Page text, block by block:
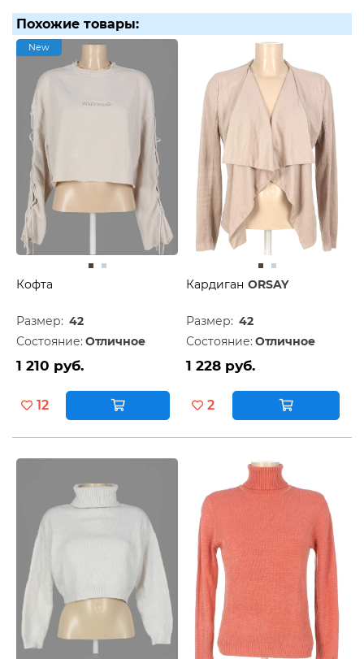
Похожие товары:
New
Кофта
Размер: 42
Состояние: Отличное
1 210 руб.
12
Кардиган ORSAY
Размер: 42
Состояние: Отличное
1 228 руб.
2